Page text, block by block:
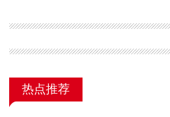
热点推荐